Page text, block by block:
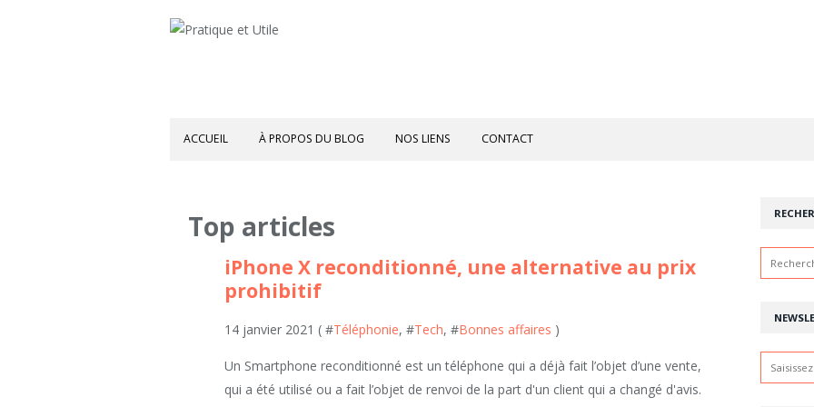
ACCUEIL À PROPOS DU BLOG NOS LIENS CONTACT
Top articles
iPhone X reconditionné, une alternative au prix
prohibitif
14 janvier 2021 ( #Téléphonie, #Tech, #Bonnes affaires )
Un Smartphone reconditionné est un téléphone qui a déjà fait l’objet d’une vente,
qui a été utilisé ou a fait l’objet de renvoi de la part d'un client qui a changé d'avis.